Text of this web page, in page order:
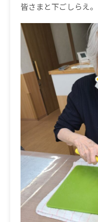
皆さまと下ごしらえ。